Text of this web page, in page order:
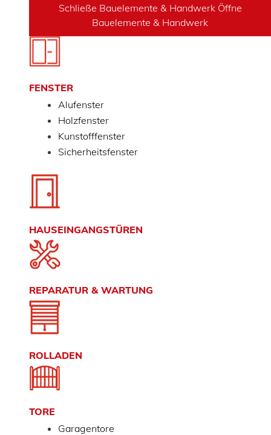
Schließe Bauelemente & Handwerk Öffne
Bauelemente & Handwerk
FENSTER
Alufenster
Holzfenster
Kunstofffenster
Sicherheitsfenster
HAUSEINGANGSTÜREN
REPARATUR & WARTUNG
ROLLADEN
TORE
Garagentore